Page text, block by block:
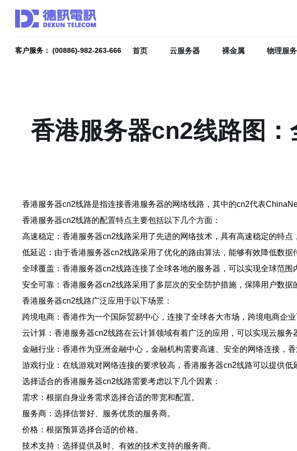
客户服务： (00886)-982-263-666 首页 云服务器 裸金属 物理服
香港服务器cn2线路图
香港服务器cn2线路是指连接香港服务器的网络线路，其中的cn2代表
香港服务器cn2线路的配置特点主要包括以下几个方面：
高速稳定：香港服务器cn2线路采用了先进的网络技术，具有高速稳定的特点
低延迟：由于香港服务器cn2线路采用了优化的路由算法，能够有效降低数据
全球覆盖：香港服务器cn2线路连接了全球各地的服务器，可以实现全球范围
安全可靠：香港服务器cn2线路采用了多层次的安全防护措施，保障用户数据
香港服务器cn2线路广泛应用于以下场景：
跨境电商：香港作为一个国际贸易中心，连接了全球各大市场，跨境电商企
云计算：香港服务器cn2线路在云计算领域有着广泛的应用，可以实现云服务
金融行业：香港作为亚洲金融中心，金融机构需要高速、安全的网络连接，
游戏行业：在线游戏对网络连接的要求较高，香港服务器cn2线路可以提供低
选择适合的香港服务器cn2线路需要考虑以下几个因素：
需求：根据自身业务需求选择合适的带宽和配置。
服务商：选择信誉好、服务优质的服务商。
价格：根据预算选择合适的价格。
技术支持：选择提供及时、有效的技术支持的服务商。